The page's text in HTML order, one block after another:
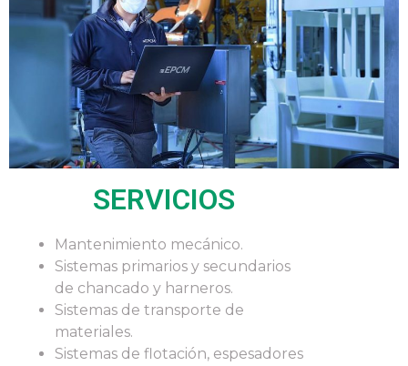
SERVICIOS
Mantenimiento mecánico.
Sistemas primarios y secundarios
de chancado y harneros.
Sistemas de transporte de
materiales.
Sistemas de flotación, espesadores